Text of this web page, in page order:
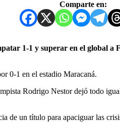
Comparte en:
0-1 en el estadio Maracaná.
Rodrigo Nestor dejó todo
de un título para apaciguar las